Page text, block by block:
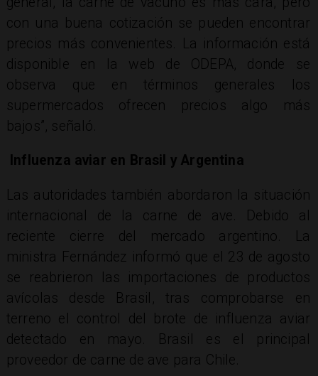
con una buena cotización se pueden encontrar
precios más convenientes. La información está
disponible en la web de ODEPA, donde se
observa que en términos generales los
supermercados ofrecen precios algo más
bajos”, señaló.
Influenza aviar en Brasil y Argentina
Las autoridades también abordaron la situación
internacional de la carne de ave. Debido al
reciente cierre del mercado argentino. La
ministra Fernández informó que el 23 de agosto
se reabrieron las importaciones de productos
avícolas desde Brasil, tras comprobarse en
terreno el control del brote de influenza aviar
detectado en mayo. Brasil es el principal
proveedor de carne de ave para Chile.